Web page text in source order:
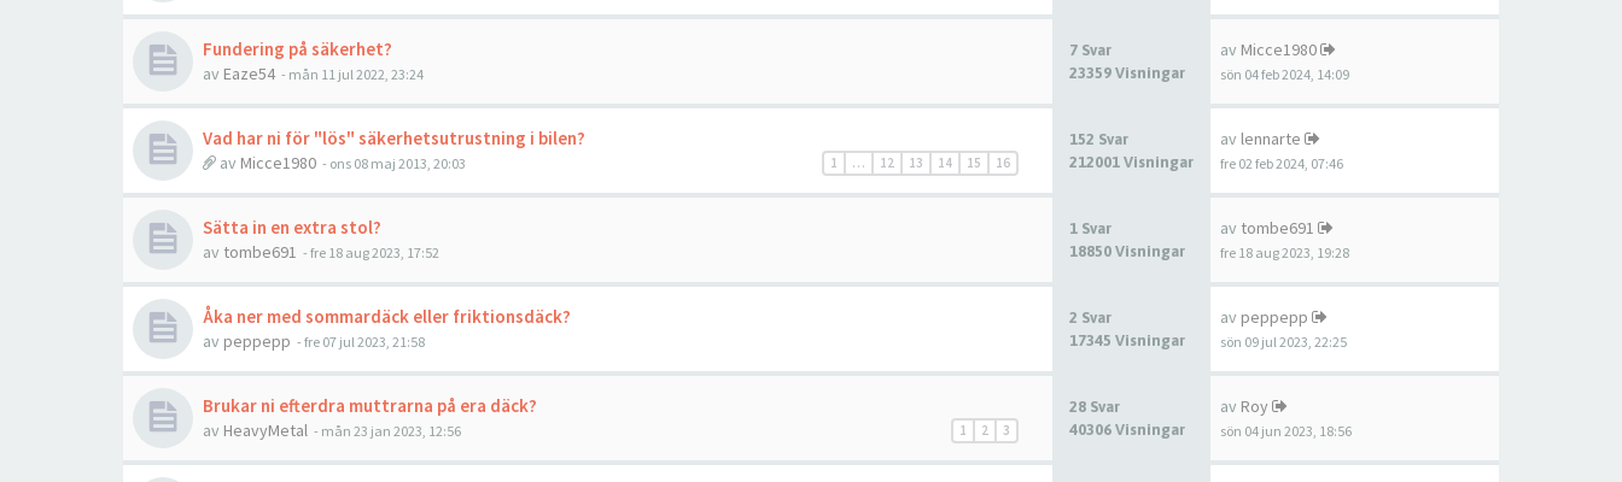
Fundering på säkerhet?
av Eaze54 - mån 11 jul 2022, 23:24
7 Svar
23359 Visningar
av Micce1980
sön 04 feb 2024, 14:09
Vad har ni för "lös" säkerhetsutrustning i bilen?
1 … 12 13 14 15 16
av Micce1980 - ons 08 maj 2013, 20:03
152 Svar
212001 Visningar
av lennarte
fre 02 feb 2024, 07:46
Sätta in en extra stol?
av tombe691 - fre 18 aug 2023, 17:52
1 Svar
18850 Visningar
av tombe691
fre 18 aug 2023, 19:28
Åka ner med sommardäck eller friktionsdäck?
av peppepp - fre 07 jul 2023, 21:58
2 Svar
17345 Visningar
av peppepp
sön 09 jul 2023, 22:25
Brukar ni efterdra muttrarna på era däck?
1 2 3
av HeavyMetal - mån 23 jan 2023, 12:56
28 Svar
40306 Visningar
av Roy
sön 04 jun 2023, 18:56